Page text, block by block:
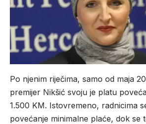
Po njenim riječima, samo od maja
premijer Nikšić svoju je platu
1.500 KM. Istovremeno, radnicima
povećanje minimalne plaće, dok se